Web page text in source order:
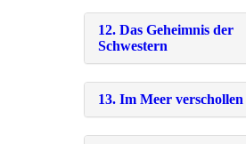
12. Das Geheimnis der
Schwestern
13. Im Meer verschollen